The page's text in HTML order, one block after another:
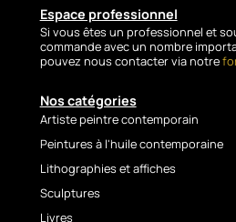
Mit
zieht
Nos catégories
Artiste peintre contemporain
Peintures à l'huile contemporaine
Lithographies et affiches
Sculptures
Livres
Espace professionnel
Si vous êtes un professionnel et
commande avec un nombre
pouvez nous contacter via notre